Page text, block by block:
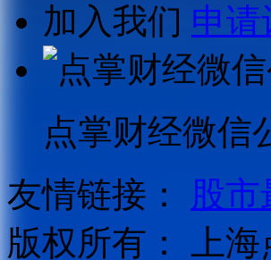
加入我们 申请
点掌财经微信
友情链接：
股市
版权所有：
上